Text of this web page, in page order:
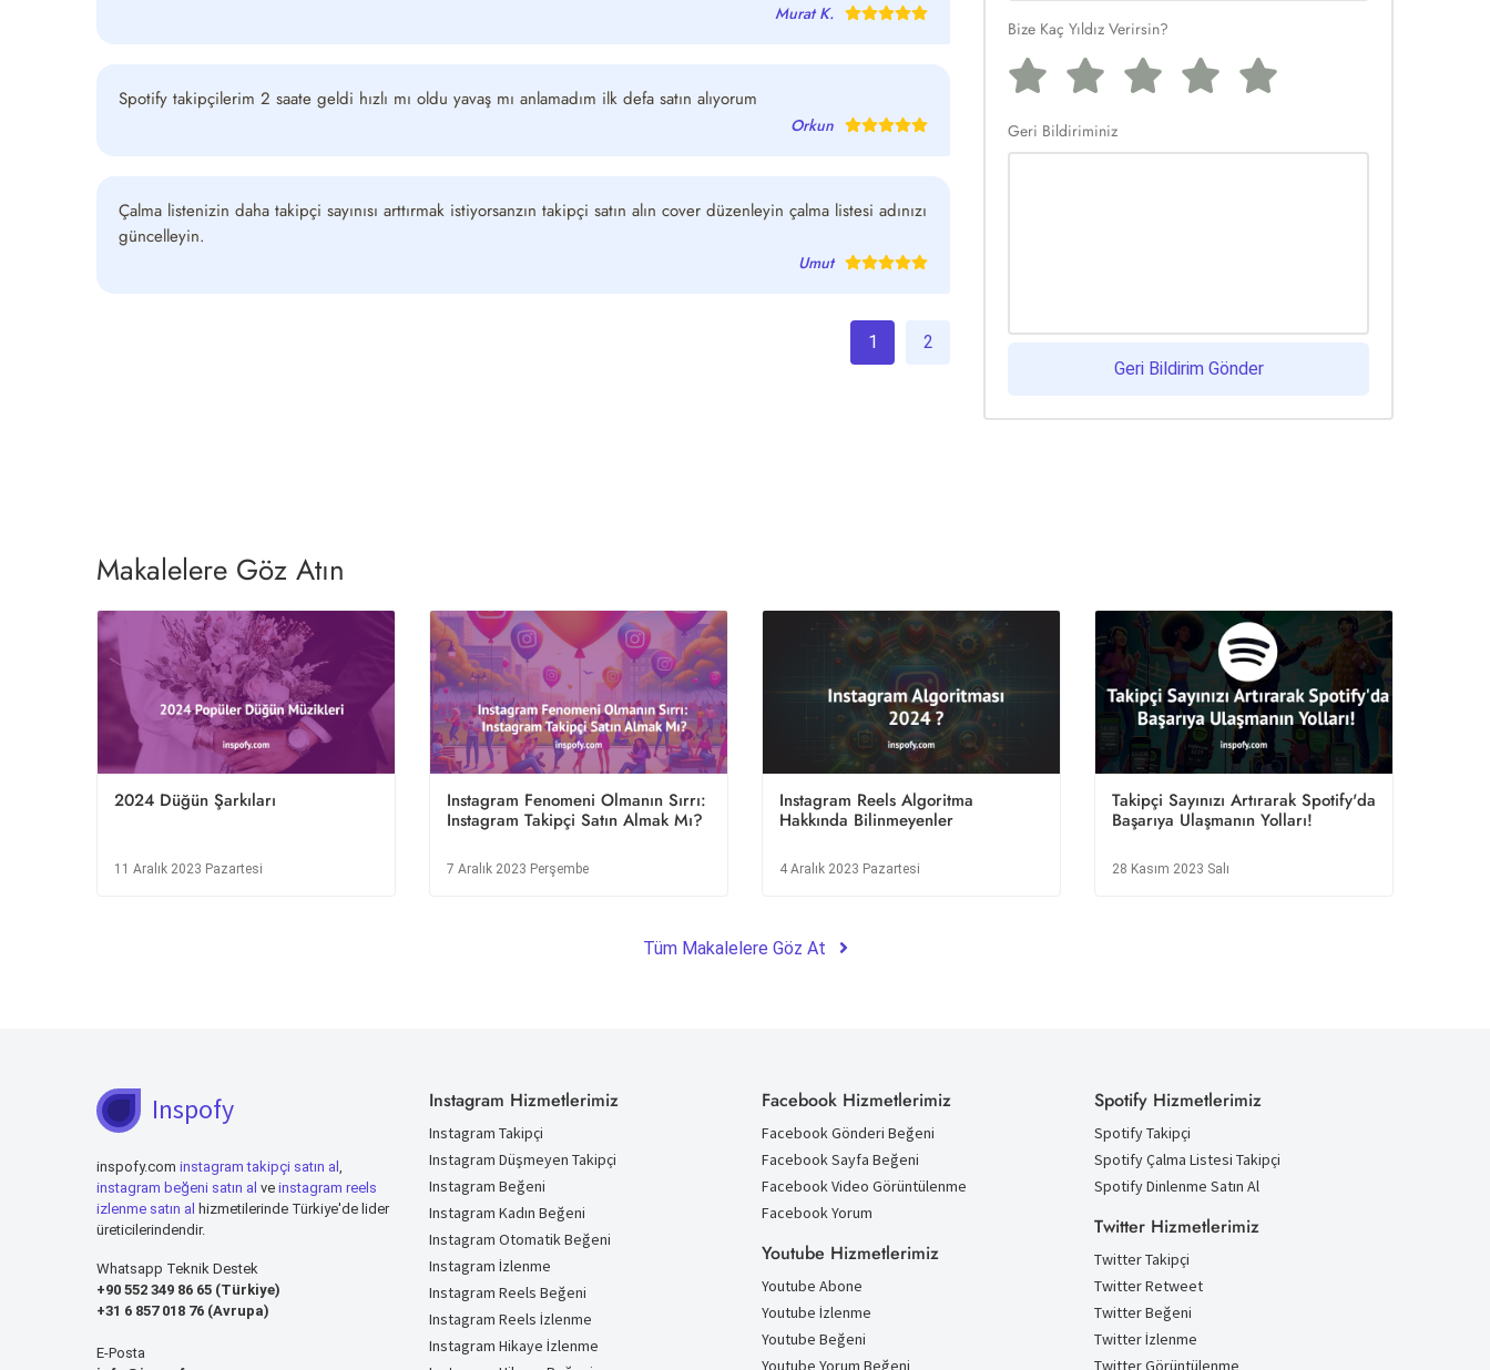
Murat K.
Spotify takipçilerim 2 saate geldi hızlı mı oldu yavaş mı anlamadım ilk defa satın alıyorum
Orkun
Çalma listenizin daha takipçi sayınısı arttırmak istiyorsanzın takipçi satın alın cover düzenleyin çalma listesi adınızı
güncelleyin.
Umut
1 2
Bize Kaç Yıldız Verirsin?
Geri Bildiriminiz
Geri Bildirim Gönder
Makalelere Göz Atın
2024 Düğün Şarkıları
11 Aralık 2023 Pazartesi
Instagram Fenomeni Olmanın Sırrı:
Instagram Takipçi Satın Almak Mı?
7 Aralık 2023 Perşembe
Instagram Reels Algoritma
Hakkında Bilinmeyenler
4 Aralık 2023 Pazartesi
Takipçi Sayınızı Artırarak Spotify'da
Başarıya Ulaşmanın Yolları!
28 Kasım 2023 Salı
Tüm Makalelere Göz At
Inspofy
inspofy.com instagram takipçi satın al ,
instagram beğeni satın al ve instagram reels
izlenme satın al hizmetilerinde Türkiye'de lider
üreticilerindendir.
Whatsapp Teknik Destek
+90 552 349 86 65 (Türkiye)
+31 6 857 018 76 (Avrupa)
E-Posta
Instagram Hizmetlerimiz
Instagram Takipçi
Instagram Düşmeyen Takipçi
Instagram Beğeni
Instagram Kadın Beğeni
Instagram Otomatik Beğeni
Instagram İzlenme
Instagram Reels Beğeni
Instagram Reels İzlenme
Instagram Hikaye İzlenme
Facebook Hizmetlerimiz
Facebook Gönderi Beğeni
Facebook Sayfa Beğeni
Facebook Video Görüntülenme
Facebook Yorum
Youtube Hizmetlerimiz
Youtube Abone
Youtube İzlenme
Youtube Beğeni
Youtube Yorum Beğeni
Spotify Hizmetlerimiz
Spotify Takipçi
Spotify Çalma Listesi Takipçi
Spotify Dinlenme Satın Al
Twitter Hizmetlerimiz
Twitter Takipçi
Twitter Retweet
Twitter Beğeni
Twitter İzlenme
Twitter Görüntülenme